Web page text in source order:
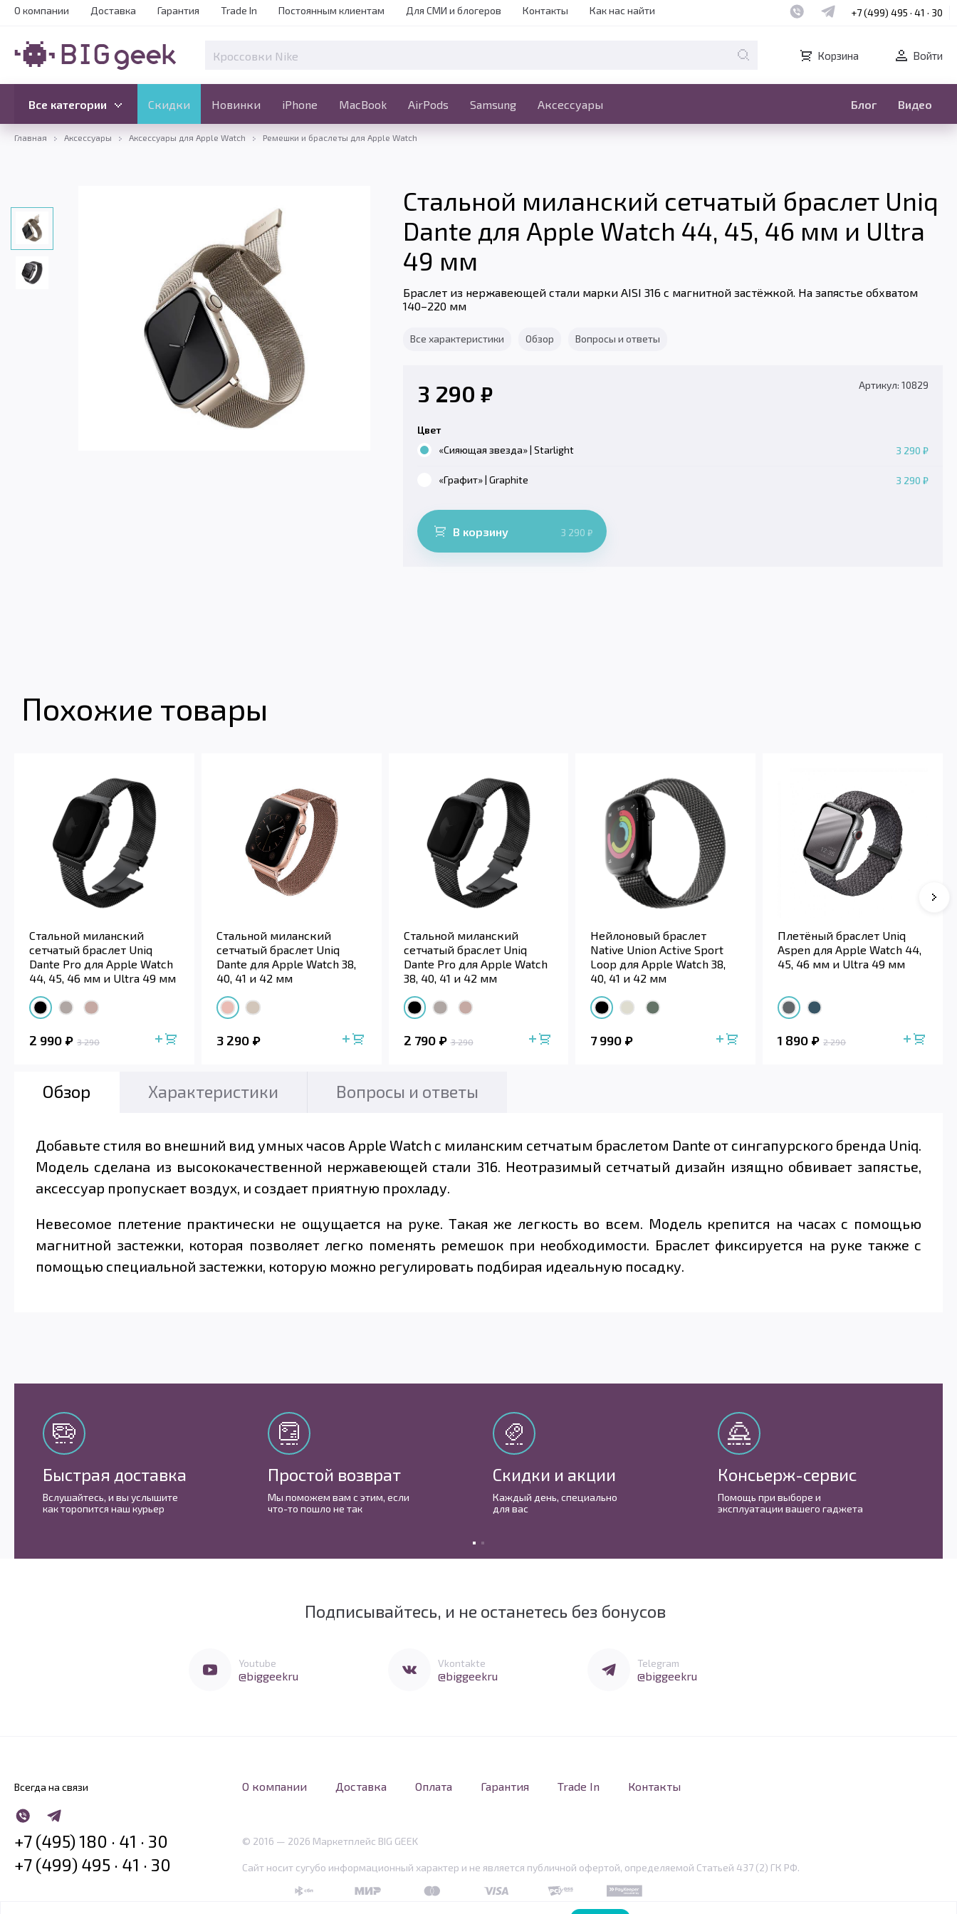
О компании Доставка Гарантия Trade In Постоянным клиентам Для СМИ и блогеров Контакты Как нас найти Наш whatsapp
Наш telegram
+7 (499) 495 · 41 · 30
Корзина Войти
Все категории Скидки Новинки iPhone MacBook AirPods Samsung Аксессуары Блог Видео
Скидки Новинки iPhone MacBook
Все категории Ещё
Главная Аксессуары Аксессуары для Apple Watch Ремешки и браслеты для Apple Watch
Стальной миланский сетчатый браслет Uniq
Dante для Apple Watch 44, 45, 46 мм и Ultra
49 мм
Браслет из нержавеющей стали марки AISI 316 с магнитной застёжкой. На запястье обхватом
140–220 мм
Все характеристики Обзор Вопросы и ответы
3 290 ₽ Артикул: 10829
Цвет
«Сияющая звезда» | Starlight
3 290 ₽
«Графит» | Graphite 3 290 ₽
В корзину 3 290 ₽
Похожие товары
Стальной миланский
сетчатый браслет Uniq
Dante Pro для Apple Watch
44, 45, 46 мм и Ultra 49 мм
2 990 3 290
Стальной миланский
сетчатый браслет Uniq
Dante для Apple Watch 38,
40, 41 и 42 мм
3 290
Стальной миланский
сетчатый браслет Uniq
Dante Pro для Apple Watch
38, 40, 41 и 42 мм
2 790 3 290
Нейлоновый браслет
Native Union Active Sport
Loop для Apple Watch 38,
40, 41 и 42 мм
7 990
Плетёный браслет Uniq
Aspen для Apple Watch 44,
45, 46 мм и Ultra 49 мм
1 890 2 290
Обзор Характеристики Вопросы и ответы
Добавьте стиля во внешний вид умных часов Apple Watch с миланским сетчатым браслетом Dante от сингапурского бренда Uniq.
Модель сделана из высококачественной нержавеющей стали 316. Неотразимый сетчатый дизайн изящно обвивает запястье,
аксессуар пропускает воздух, и создает приятную прохладу.
Невесомое плетение практически не ощущается на руке. Такая же легкость во всем. Модель крепится на часах с помощью
магнитной застежки, которая позволяет легко поменять ремешок при необходимости. Браслет фиксируется на руке также с
помощью специальной застежки, которую можно регулировать подбирая идеальную посадку.
Быстрая доставка
Вслушайтесь, и вы услышите
как торопится наш курьер
Простой возврат
Мы поможем вам с этим, если
что-то пошло не так
Скидки и акции
Каждый день, cпециально
для вас
Консьерж-сервис
Помощь при выборе и
эксплуатации вашего гаджета
Подписывайтесь, и не останетесь без бонусов
Youtube
@biggeekru
Vkontakte
@biggeekru
Telegram
@biggeekru
О компании Доставка Оплата Гарантия Trade In Контакты
Всегда на связи
WhatsAppTelegram
+7 (495) 180 · 41 · 30
+7 (499) 495 · 41 · 30
© 2016 — 2026 Маркетплейс BIG GEEK
Сайт носит сугубо информационный характер и не является публичной офертой, определяемой Статьей 437 (2) ГК РФ.
SBP MIR MasterCard Visa PCI DSS PayKeeper